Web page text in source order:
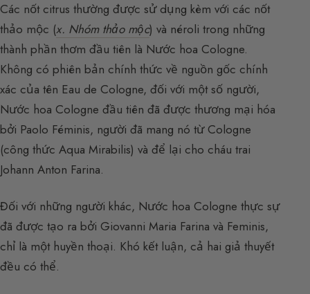
Các nốt citrus thường được sử dụng kèm với các nốt
thảo mộc (x. Nhóm thảo mộc) và néroli trong những
thành phần thơm đầu tiên là Nước hoa Cologne.
Không có phiên bản chính thức về nguồn gốc chính
xác của tên Eau de Cologne, đối với một số người,
Nước hoa Cologne đầu tiên đã được thương mại hóa
bởi Paolo Féminis, người đã mang nó từ Cologne
(công thức Aqua Mirabilis) và để lại cho cháu trai
Johann Anton Farina.
Đối với những người khác, Nước hoa Cologne thực sự
đã được tạo ra bởi Giovanni Maria Farina và Feminis,
chỉ là một huyền thoại. Khó kết luận, cả hai giả thuyết
đều có thể.